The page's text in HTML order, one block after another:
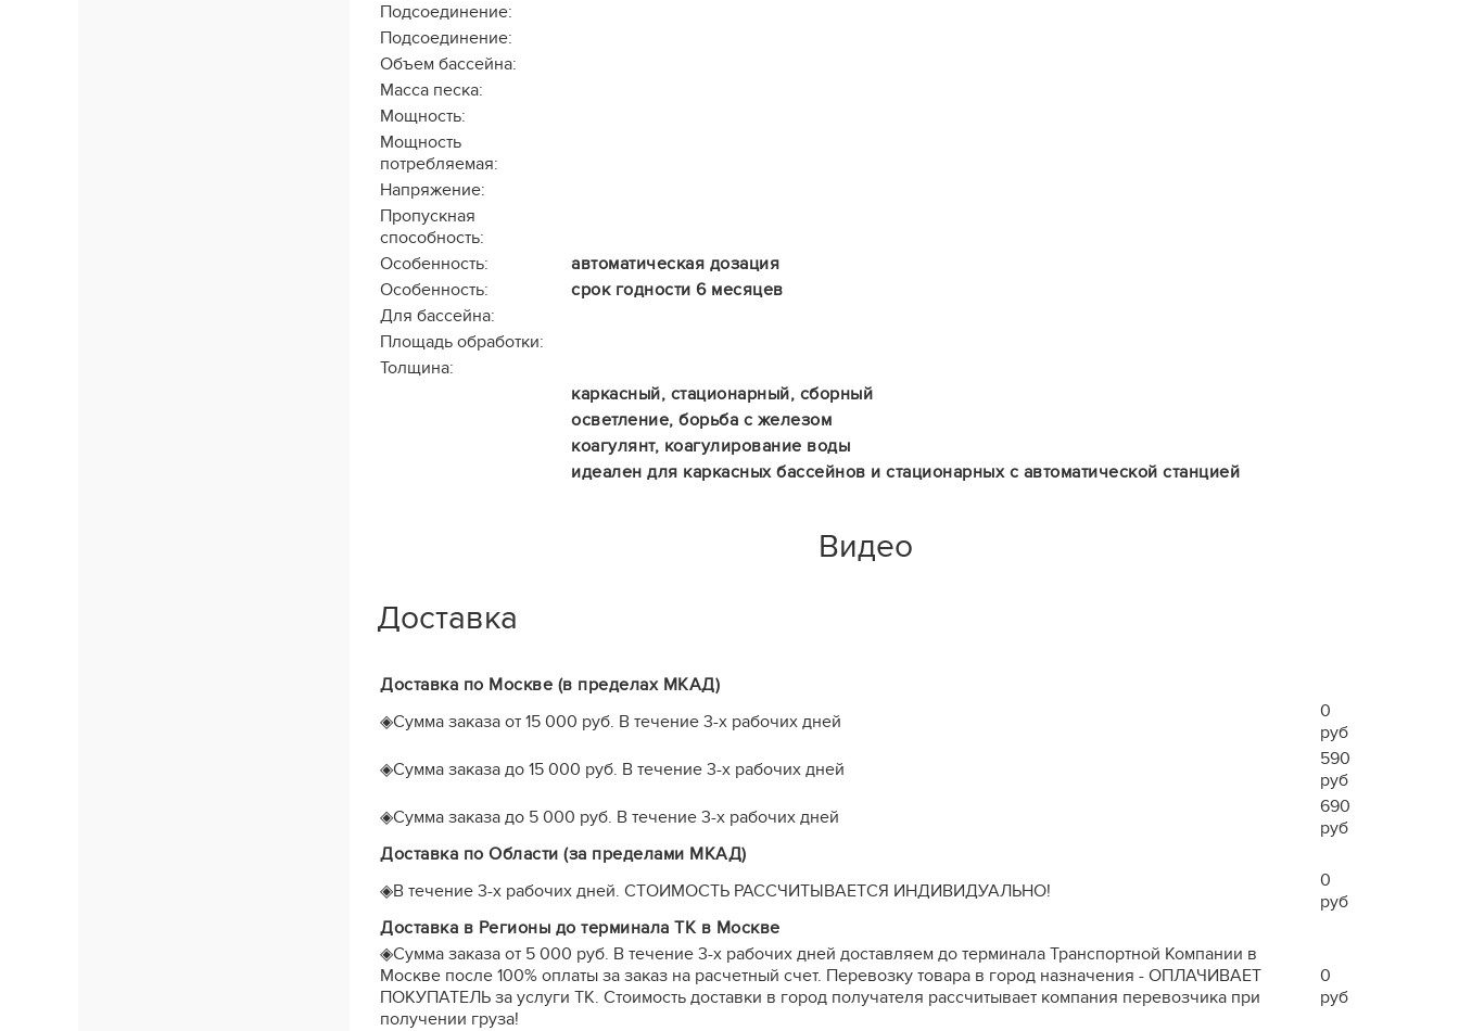
Подсоединение:
Подсоединение:
Объем бассейна:
Масса песка:
Мощность:
Мощность
потребляемая:
Напряжение:
Пропускная
способность:
Особенность:
автоматическая дозация
Особенность:
срок годности 6 месяцев
Для бассейна:
Площадь обработки:
Толщина:
каркасный, стационарный, сборный
осветление, борьба с железом
коагулянт, коагулирование воды
идеален для каркасных бассейнов и стационарных с автоматической станцией
Видео
Доставка
Доставка по Москве (в пределах МКАД)
◈Сумма заказа от 15 000 руб. В течение 3-х рабочих дней
0
руб
◈Сумма заказа до 15 000 руб. В течение 3-х рабочих дней
590
руб
◈Сумма заказа до 5 000 руб. В течение 3-х рабочих дней
690
руб
Доставка по Области (за пределами МКАД)
◈В течение 3-х рабочих дней. СТОИМОСТЬ РАССЧИТЫВАЕТСЯ ИНДИВИДУАЛЬНО!
0
руб
Доставка в Регионы до терминала ТК в Москве
◈Сумма заказа от 5 000 руб. В течение 3-х рабочих дней доставляем до терминала Транспортной Компании в
Москве после 100% оплаты за заказ на расчетный счет. Перевозку товара в город назначения - ОПЛАЧИВАЕТ
ПОКУПАТЕЛЬ за услуги ТК. Стоимость доставки в город получателя рассчитывает компания перевозчика при
получении груза!
0
руб